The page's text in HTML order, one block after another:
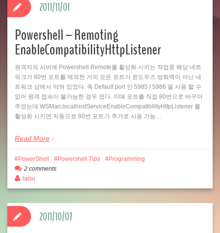
Powershell – Remoting
EnableCompatibilityHttpListener
원격지의 서버에 Powershell Remote를 활성화 시키는 작업중 해당 네트
워크가 80번 포트를 제외한 거의 모든 포트가 윈도우즈 방화벽이 아닌 네
트워크 상에서 막혀 있었다. 즉 Default port 인 5985 / 5986 을 사용 할 수
없어 원격 접속이 불가능한 경우 였다. 이때 포트를 직접 80번으로 바꾸어
주었는데 WSMan:localhostServiceEnableCompatibilityHttpListener 를
활성화 시키면 자동으로 80번 포트가 추가로 사용 가능…
Read More
2011/11/01
PowerShell Powershell Tips
Programming
2 comments
talsu
2011/10/07